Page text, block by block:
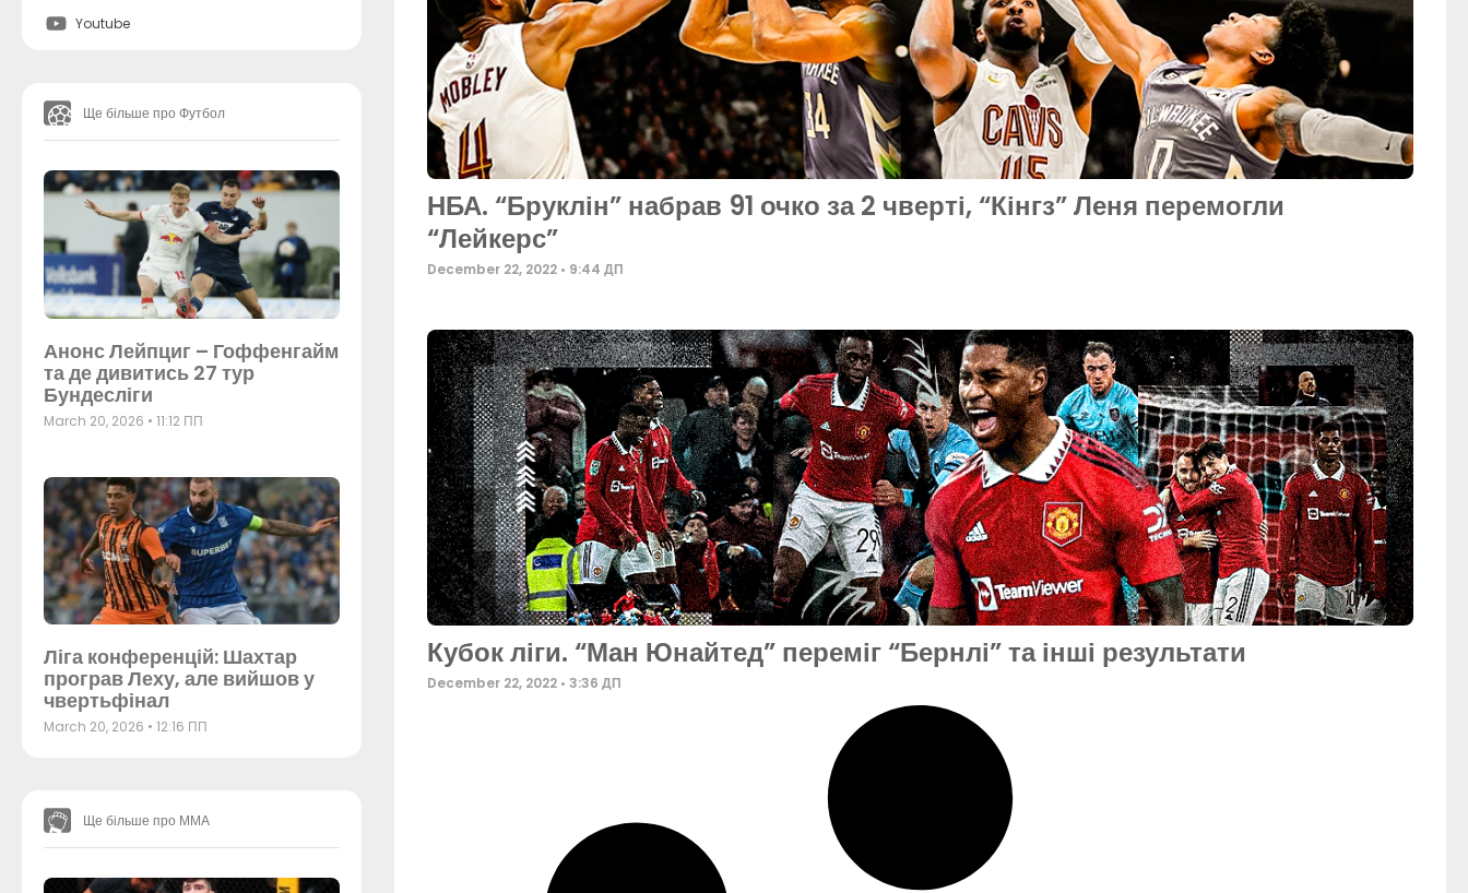
Youtube
Ще більше про Футбол
Анонс Лейпциг – Гоффенгайм
та де дивитись 27 тур
Бундесліги
March 20, 2026 11:12 ПП
Ліга конференцій: Шахтар
програв Леху, але вийшов у
чвертьфінал
March 20, 2026 12:16 ПП
Ще більше про ММА
НБА. “Бруклін” набрав 91 очко за 2 чверті, “Кінгз” Леня перемогли
“Лейкерс”
December 22, 2022 9:44 ДП
Кубок ліги. “Ман Юнайтед” переміг “Бернлі” та інші результати
December 22, 2022 3:36 ДП